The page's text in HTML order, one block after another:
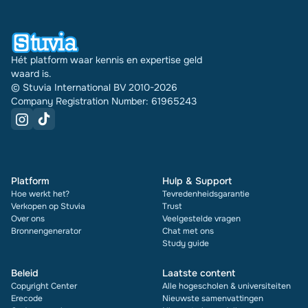
Hét platform waar kennis en expertise geld
waard is.
© Stuvia International BV 2010-2026
Company Registration Number: 61965243
Platform
Hoe werkt het?
Verkopen op Stuvia
Over ons
Bronnengenerator
Hulp & Support
Tevredenheidsgarantie
Trust
Veelgestelde vragen
Chat met ons
Study guide
Beleid
Copyright Center
Erecode
Laatste content
Alle hogescholen & universiteiten
Nieuwste samenvattingen